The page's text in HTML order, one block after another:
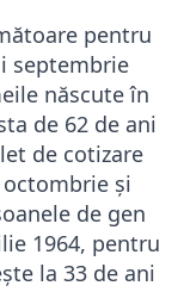
pentru
septembrie
născute în
de 62 de ani
de cotizare
și
de gen
1964, pentru
la 33 de ani